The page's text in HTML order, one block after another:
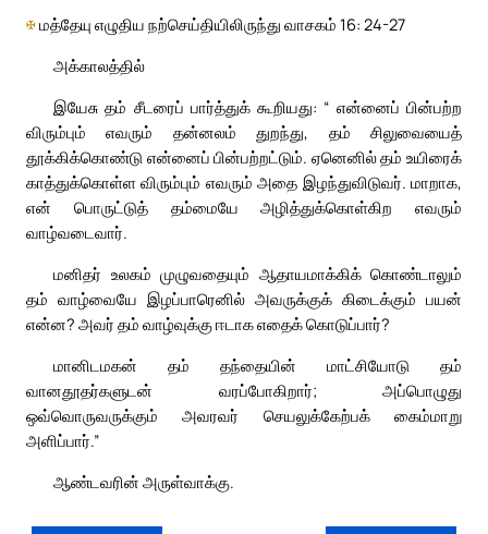
✠மத்தேயு எழுதிய நற்செய்தியிலிருந்து வாசகம் 16: 24-27
அக்காலத்தில்
இயேசு தம் சீடரைப் பார்த்துக் கூறியது: “ என்னைப் பின்பற்ற
விரும்பும் எவரும் தன்னலம் துறந்து, தம் சிலுவையைத்
தூக்கிக்கொண்டு என்னைப் பின்பற்றட்டும். ஏனெனில் தம் உயிரைக்
காத்துக்கொள்ள விரும்பும் எவரும் அதை இழந்துவிடுவர். மாறாக,
என் பொருட்டுத் தம்மையே அழித்துக்கொள்கிற எவரும்
வாழ்வடைவார்.
மனிதர் உலகம் முழுவதையும் ஆதாயமாக்கிக் கொண்டாலும்
தம் வாழ்வையே இழப்பாரெனில் அவருக்குக் கிடைக்கும் பயன்
என்ன? அவர் தம் வாழ்வுக்கு ஈடாக எதைக் கொடுப்பார்?
மானிடமகன் தம் தந்தையின் மாட்சியோடு தம்
வானதூதர்களுடன் வரப்போகிறார்; அப்பொழுது
ஒவ்வொருவருக்கும் அவரவர் செயலுக்கேற்பக் கைம்மாறு
அளிப்பார்.”
ஆண்டவரின் அருள்வாக்கு.